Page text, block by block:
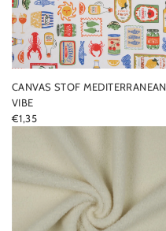
CANVAS STOF MEDITERRANEAN
VIBE
€1,35